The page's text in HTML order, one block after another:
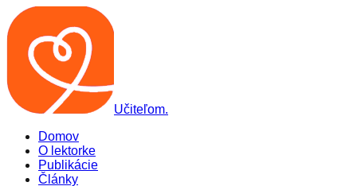
Učiteľom.
Domov
O lektorke
Publikácie
Články